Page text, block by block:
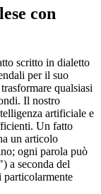
con
scritto in dialetto
per il suo
qualsiasi
Il nostro
artificiale e
Un fatto
un articolo
ogni parola può
a seconda del